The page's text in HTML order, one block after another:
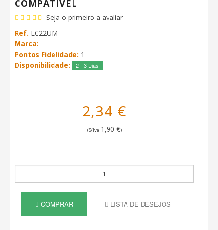
COMPATÍVEL
Seja o primeiro a avaliar
Ref. LC22UM
Marca:
Pontos Fidelidade: 1
Disponibilidade:
2 - 3 Dias
2,34 €
(S/Iva 1,90 €)
COMPRAR LISTA DE DESEJOS